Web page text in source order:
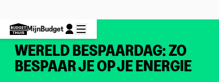
MijnBudget
WERELD BESPAARDAG: ZO
BESPAAR JE OP JE ENERGIE